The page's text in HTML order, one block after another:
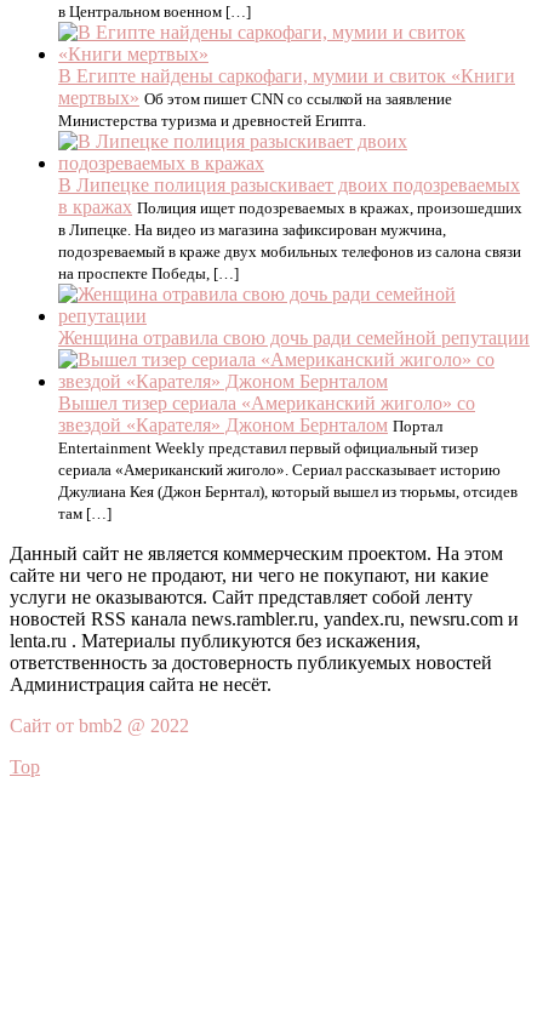
в Центральном военном […]
В Египте найдены саркофаги, мумии и свиток «Книги
мертвых» Об этом пишет CNN со ссылкой на заявление
Министерства туризма и древностей Египта.
В Липецке полиция разыскивает двоих подозреваемых
в кражах Полиция ищет подозреваемых в кражах, произошедших
в Липецке. На видео из магазина зафиксирован мужчина,
подозреваемый в краже двух мобильных телефонов из салона связи
на проспекте Победы, […]
Женщина отравила свою дочь ради семейной репутации
Вышел тизер сериала «Американский жиголо» со
звездой «Карателя» Джоном Бернталом Портал
Entertainment Weekly представил первый официальный тизер
сериала «Американский жиголо». Сериал рассказывает историю
Джулиана Кея (Джон Бернтал), который вышел из тюрьмы, отсидев
там […]
Данный сайт не является коммерческим проектом. На этом
сайте ни чего не продают, ни чего не покупают, ни какие
услуги не оказываются. Сайт представляет собой ленту
новостей RSS канала news.rambler.ru, yandex.ru, newsru.com и
lenta.ru . Материалы публикуются без искажения,
ответственность за достоверность публикуемых новостей
Администрация сайта не несёт.
Сайт от bmb2 @ 2022
Top